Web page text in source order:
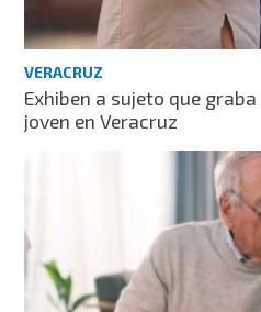
VERACRUZ
Exhiben a sujeto que
joven en Veracruz